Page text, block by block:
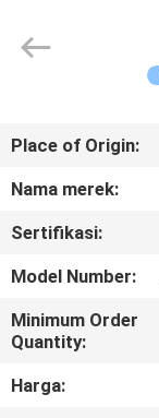
PRODUK
TENTANG
KAMI
AUTOMATIC
CONTROL
Place of Origin:
Nama merek:
Sertifikasi:
Model Number:
Minimum Order
Quantity:
Harga: